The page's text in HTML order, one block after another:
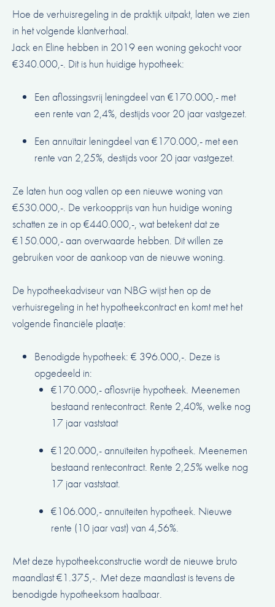
Hoe de verhuisregeling in de praktijk uitpakt, laten we zien
in het volgende klantverhaal.
Jack en Eline hebben in 2019 een woning gekocht voor
€340.000,-. Dit is hun huidige hypotheek:
Een aflossingsvrij leningdeel van €170.000,- met
een rente van 2,4%, destijds voor 20 jaar vastgezet.
Een annuïtair leningdeel van €170.000,- met een
rente van 2,25%, destijds voor 20 jaar vastgezet.
Ze laten hun oog vallen op een nieuwe woning van
€530.000,-. De verkoopprijs van hun huidige woning
schatten ze in op €440.000,-, wat betekent dat ze
€150.000,- aan overwaarde hebben. Dit willen ze
gebruiken voor de aankoop van de nieuwe woning.
De hypotheekadviseur van NBG wijst hen op de
verhuisregeling in het hypotheekcontract en komt met het
volgende financiële plaatje:
Benodigde hypotheek: € 396.000,-. Deze is
opgedeeld in:
€170.000,- aflosvrije hypotheek. Meenemen
bestaand rentecontract. Rente 2,40%, welke nog
17 jaar vaststaat
€120.000,- annuïteiten hypotheek. Meenemen
bestaand rentecontract. Rente 2,25% welke nog
17 jaar vaststaat.
€106.000,- annuïteiten hypotheek. Nieuwe
rente (10 jaar vast) van 4,56%.
Met deze hypotheekconstructie wordt de nieuwe bruto
maandlast €1.375,-. Met deze maandlast is tevens de
benodigde hypotheeksom haalbaar.